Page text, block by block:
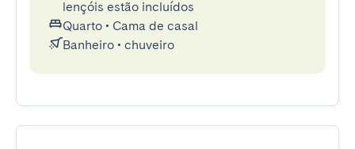
lençóis estão incluídos
Quarto • Cama de casal
Banheiro • chuveiro